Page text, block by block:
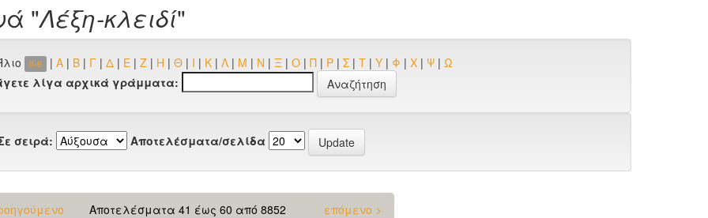
"Λέξη-κλειδί"
0-9 |Α | Β | Γ |Δ | Ε |Ζ | Η |Θ | Ι | Κ |Λ | Μ | Ν |Ξ |Ο |Π | Ρ |Σ |Τ |Υ | Φ |Χ | Ψ |Ω
λίγα αρχικά γράμματα:
σειρά: Αποτελέσματα/σελίδα
Αποτελέσματα 41 έως 60 από 8852 επόμενο >